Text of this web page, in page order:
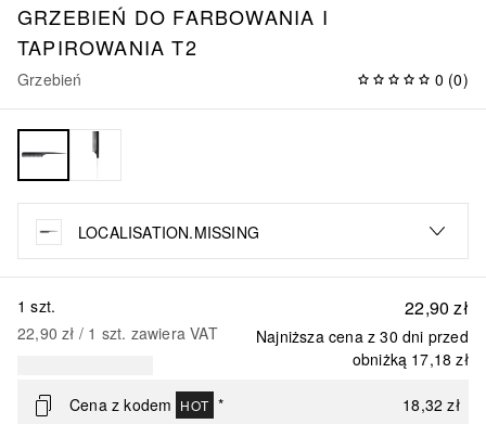
GRZEBIEŃ DO FARBOWANIA I
TAPIROWANIA T2
Grzebień 0 (0)
LOCALISATION.MISSING
22,90 zł
Najniższa cena z 30 dni przed
obniżką 17,18 zł
1 szt.
22,90 zł / 1 szt. zawiera VAT
Cena z kodem HOT * 18,32 zł